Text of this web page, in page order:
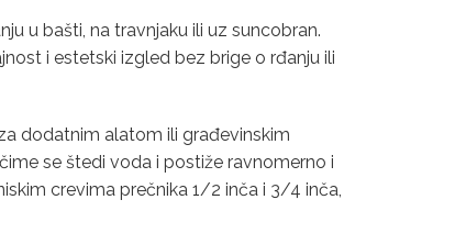
u bašti, na travnjaku ili uz suncobran.
i estetski izgled bez brige o rđanju ili
dodatnim alatom ili građevinskim
se štedi voda i postiže ravnomerno i
crevima prečnika 1/2 inča i 3/4 inča,